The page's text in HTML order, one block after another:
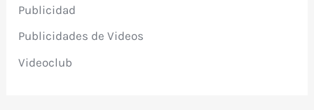
Publicidad
Publicidades de Videos
Videoclub